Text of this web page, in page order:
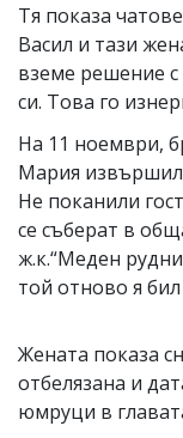
Тя показа
Васил и тази
вземе решение
си. Това го
На 11 ноември,
Мария
Не поканили
се съберат в
ж.к.“Меден
той отново я
Жената показа
отбелязана и
юмруци в